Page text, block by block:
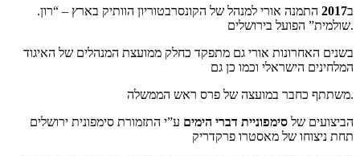
.ב2017 התמנה אורי למנהל של הקונסרבטוריון הוותיק בארץ – “רון
שולמית” הפועל בירושלים.
בשנים האחרונות אורי גם מתפקד כחלק ממועצת המנהלים של האיגוד
המלחינים הישראלי וכמו כן גם
משתתף כחבר במועצה של פרס ראש הממשלה.
הביצועים של סימפוניית דברי הימים ע”י התזמורת סימפונית ירושלים
תחת ניצוחו של מאסטרו פרקדריק